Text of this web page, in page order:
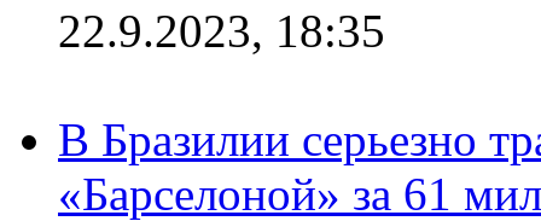
22.9.2023, 18:35
В Бразилии серьезно
«Барселоной» за 61